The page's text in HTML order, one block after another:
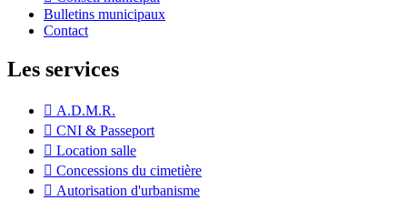
Bulletins municipaux
Contact
Les services
A.D.M.R.
CNI & Passeport
Location salle
Concessions du cimetière
Autorisation d'urbanisme